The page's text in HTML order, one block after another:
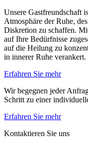
Unsere Gastfreundschaft
Atmosphäre der Ruhe,
Diskretion zu schaffen.
auf Ihre Bedürfnisse
auf die Heilung zu
in innerer Ruhe verankert.
Erfahren Sie mehr
Wir begegnen jeder
Schritt zu einer
Erfahren Sie mehr
Kontaktieren Sie uns